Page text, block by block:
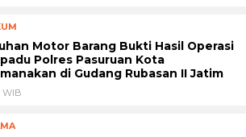
Motor Barang Bukti Hasil Operasi
Polres Pasuruan Kota
di Gudang Rubasan II Jatim
WIB